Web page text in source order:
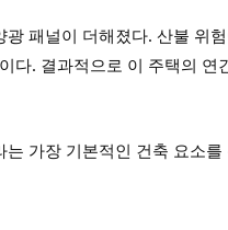
패널이 더해졌다. 산불 위
다. 결과적으로 이 주택의 연
가장 기본적인 건축 요소